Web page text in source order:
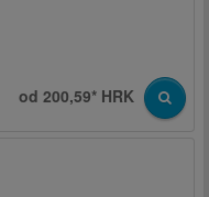
od 200,59* HRK